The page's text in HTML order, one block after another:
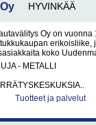
HYVINKÄÄ
Oy on
erikoisliike,
koko
- METALLI
Tuotteet ja palvelut